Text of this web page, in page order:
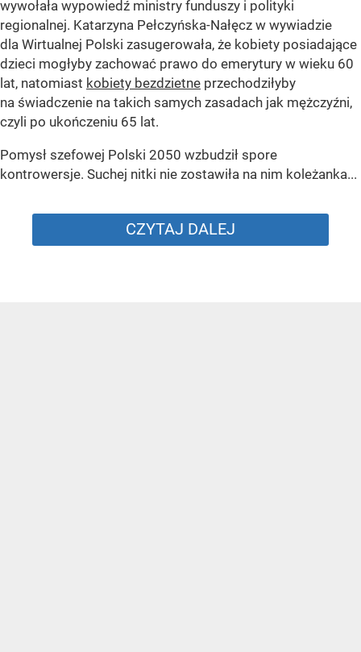
wywołała wypowiedź ministry funduszy i polityki
regionalnej. Katarzyna Pełczyńska-Nałęcz w wywiadzie
dla Wirtualnej Polski zasugerowała, że kobiety posiadające
dzieci mogłyby zachować prawo do emerytury w wieku 60
lat, natomiast kobiety bezdzietne przechodziłyby
na świadczenie na takich samych zasadach jak mężczyźni,
czyli po ukończeniu 65 lat.
Pomysł szefowej Polski 2050 wzbudził spore
kontrowersje. Suchej nitki nie zostawiła na nim koleżanka...
CZYTAJ DALEJ